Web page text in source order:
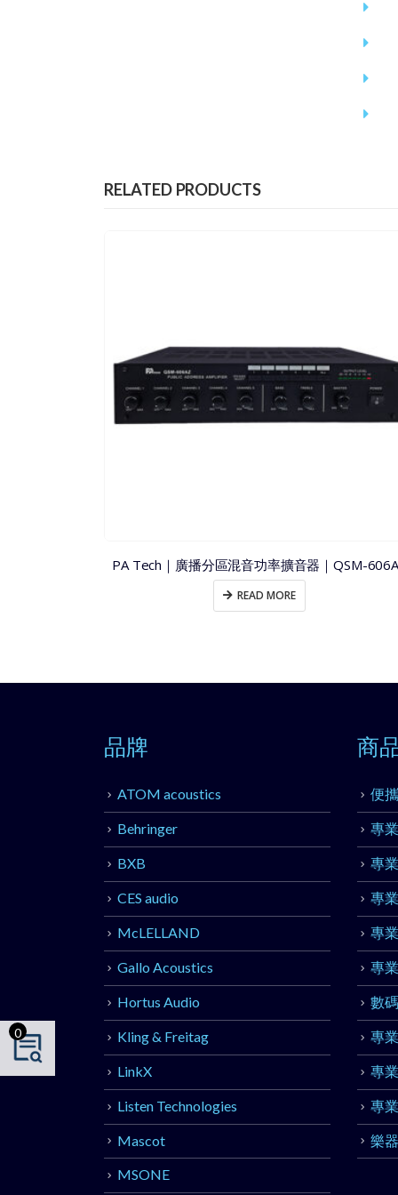
RELATED PRODUCTS
PA Tech｜廣播分區混音功率擴音器｜QSM-
READ MORE
品牌
ATOM acoustics
Behringer
BXB
CES audio
McLELLAND
Gallo Acoustics
Hortus Audio
Kling & Freitag
LinkX
Listen Technologies
Mascot
MSONE
商
便
專
專
專
專
專
數
專
專
專
樂器
0